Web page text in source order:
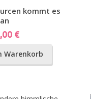
kommt es
an
€
Warenkorb